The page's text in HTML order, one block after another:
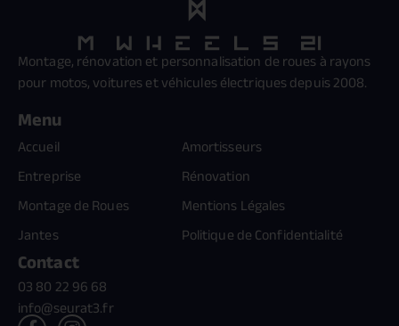
Montage, rénovation et personnalisation de roues à rayons
pour motos, voitures et véhicules électriques depuis 2008.
Menu
Accueil
Entreprise
Montage de Roues
Jantes
Amortisseurs
Rénovation
Mentions Légales
Politique de Confidentialité
Contact
03 80 22 96 68
info@seurat3.fr